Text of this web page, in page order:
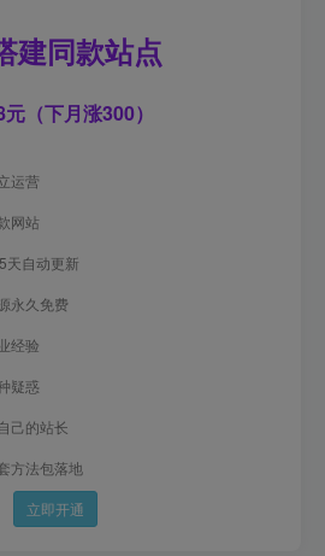
建同款站点
（下月涨300）
运营
网站
天自动更新
永久免费
经验
疑惑
己的站长
方法包落地
立即开通